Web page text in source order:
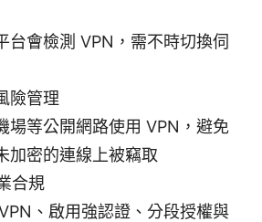
台會檢測 VPN，需不時切換伺
險管理
場等公開網路使用 VPN，避免
加密的連線上被竊取
合規
、啟用強認證、分段授權與